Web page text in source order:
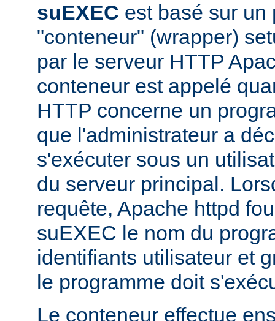
suEXEC est basé sur un
"conteneur" (wrapper)
par le serveur HTTP
conteneur est appelé
HTTP concerne un
que l'administrateur a
s'exécuter sous un
du serveur principal.
requête, Apache httpd
suEXEC le nom du
identifiants utilisateur et
le programme doit
Le conteneur effectue